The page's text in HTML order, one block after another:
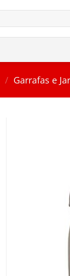
/ Garrafas e